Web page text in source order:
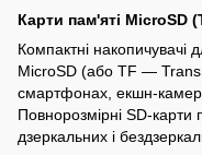
Карти пам'яті MicroSD
Компактні накопичувачі
MicroSD (або TF —
смартфонах, екшн-
Повнорозмірні SD-
дзеркальних і